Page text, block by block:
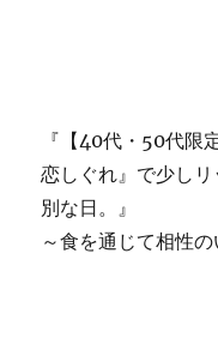
『【40代・50代限
恋しぐれ』で少し
別な日。』
～食を通じて相性